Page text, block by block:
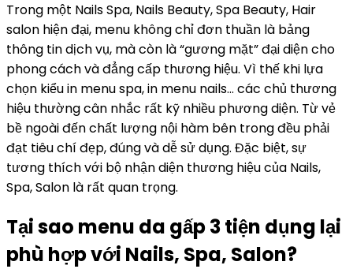
Trong một Nails Spa, Nails Beauty, Spa Beauty, Hair
salon hiện đại, menu không chỉ đơn thuần là bảng
thông tin dịch vụ, mà còn là “gương mặt” đại diện cho
phong cách và đẳng cấp thương hiệu. Vì thế khi lựa
chọn kiểu in menu spa, in menu nails… các chủ thương
hiệu thường cân nhắc rất kỹ nhiều phương diện. Từ vẻ
bề ngoài đến chất lượng nội hàm bên trong đều phải
đạt tiêu chí đẹp, đúng và dễ sử dụng. Đặc biệt, sự
tương thích với bộ nhận diện thương hiệu của Nails,
Spa, Salon là rất quan trọng.
Tại sao menu da gấp 3 tiện dụng lại
phù hợp với Nails, Spa, Salon?